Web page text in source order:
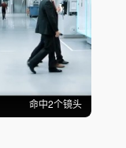
命中2个镜头